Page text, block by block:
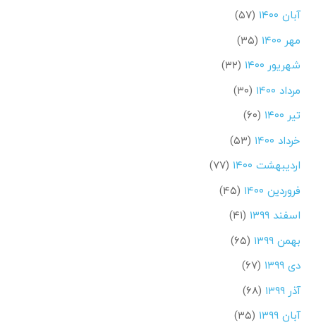
آبان ۱۴۰۰
(۵۷)
مهر ۱۴۰۰
(۳۵)
شهریور ۱۴۰۰
(۳۲)
مرداد ۱۴۰۰
(۳۰)
تیر ۱۴۰۰
(۶۰)
خرداد ۱۴۰۰
(۵۳)
اردیبهشت ۱۴۰۰
(۷۷)
فروردین ۱۴۰۰
(۴۵)
اسفند ۱۳۹۹
(۴۱)
بهمن ۱۳۹۹
(۶۵)
دی ۱۳۹۹
(۶۷)
آذر ۱۳۹۹
(۶۸)
آبان ۱۳۹۹
(۳۵)